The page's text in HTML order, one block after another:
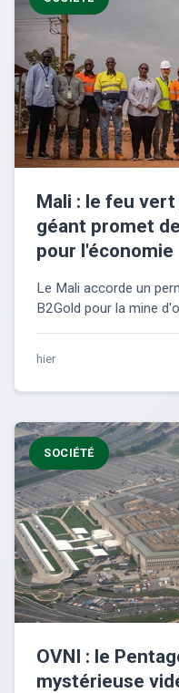
Mali : le feu
géant promet
pour l'économie
Le Mali accorde un
B2Gold pour la mine
hier
SOCIÉTÉ
OVNI : le
mystérieuse